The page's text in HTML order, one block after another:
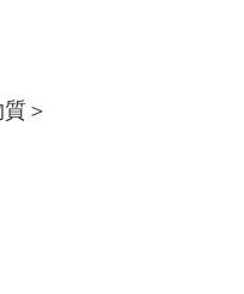
＞